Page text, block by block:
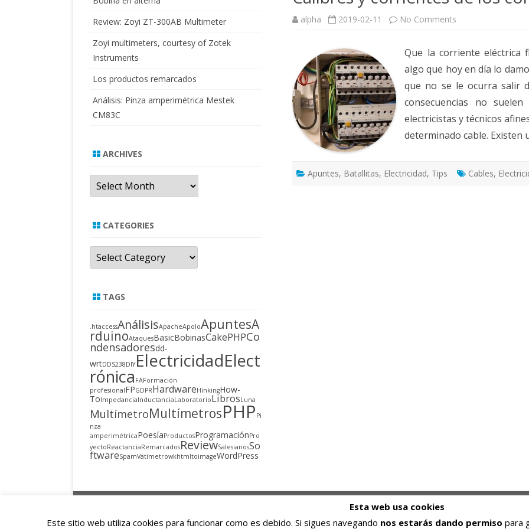
VALIDACIÓN DE CIF-NIF
alpha 2019-02-11 No Comments
de
los
conductores
eléctricos
Que la corriente eléctrica
algo que hoy en día lo
que no se le ocurra salir
consecuencias no
electricistas y técnicos
determinado cable. Existen
Apuntes, Batallitas, Electricidad, Tips Cables,
Review: Zoyi ZT-300AB Multimeter
Zoyi multimeters, courtesy of Zotek
Instruments
Los productos remarcados
Análisis: Pinza amperimétrica Mestek
CM83C
ARCHIVES
Archives
CATEGORIES
Categories
TAGS
.htaccessAnálisisApacheApoloApuntesA
rduinoAtaquesBasicBobinasCakePHPCo
ndensadoresdd-
wrtDDS238DIYElectricidadElect
rónica FAFormación
profesionalFPGDPRHardwareHinkingHow-
ToImpedanciaInductanciaLaboratorioLibrosLuna
MultímetroMultímetrosPHP Pi
nza
amperimétricaPoesíaProductosProgramaciónPro
yectoReactanciaRemarcadosReviewSalesianosSo
ftwareSpamVatímetrowkhtmltoimageWordPress
Programar es una pasión, resolver problemas un
pasatiempo, superarse una meta.
Esta web usa cookies
Este sitio web utiliza cookies para funcionar como es debido. Si sigues navegando nos estarás dando permiso para